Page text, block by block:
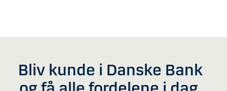
Bliv kunde i Danske Bank